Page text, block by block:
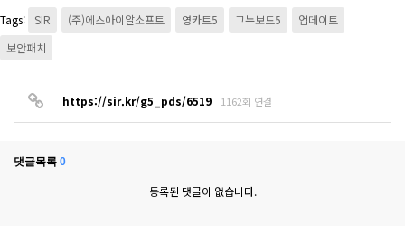
Tags: SIR (주)에스아이알소프트 영카트5 그누보드5
업데이트
보안패치
https://sir.kr/g5_pds/6519 1162회 연결
댓글목록 0
등록된 댓글이 없습니다.